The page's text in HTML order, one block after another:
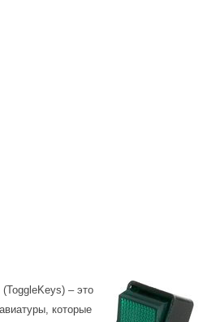
(ToggleKeys) – это
которые